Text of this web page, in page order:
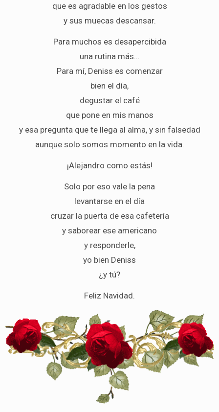
que es agradable en los gestos
y sus muecas descansar.
Para muchos es desapercibida
una rutina más…
Para mí, Deniss es comenzar
bien el día,
degustar el café
que pone en mis manos
y esa pregunta que te llega al alma, y sin falsedad
aunque solo somos momento en la vida.
¡Alejandro como estás!
Solo por eso vale la pena
levantarse en el día
cruzar la puerta de esa cafetería
y saborear ese americano
y responderle,
yo bien Deniss
¿y tú?
Feliz Navidad.